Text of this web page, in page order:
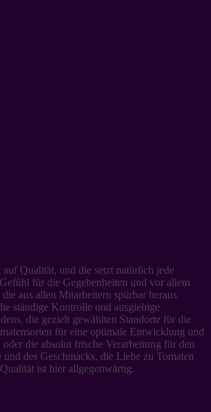
Qualität, und die setzt natürlich jede
für die Gegebenheiten und vor allem
aus allen Mitarbeitern spürbar heraus
ständige Kontrolle und ausgiebige
die gezielt gewählten Standorte für die
für eine optimale Entwicklung und
die absolut frische Verarbeitung für den
des Geschmacks, die Liebe zu Tomaten
ist hier allgegenwärtig.